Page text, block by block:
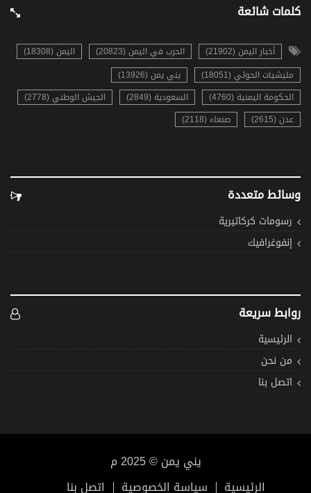
كلمات شائعة
أخبار اليمن (21902) الحرب في اليمن (20823)
اليمن (18308)
مليشيات الحوثي (18051)
يني يمن (13926)
الحكومة اليمنية (4760)
السعودية (2849)
الجيش الوطني (2778)
عدن (2615)
صنعاء (2118)
وسائط متعددة
رسومات كركاتيرية
إنفوغرافيك
روابط سريعة
الرئيسية
من نحن
اتصل بنا
يني يمن © 2025 م
اتصل بنا
سياسة الخصوصية الرئيسية